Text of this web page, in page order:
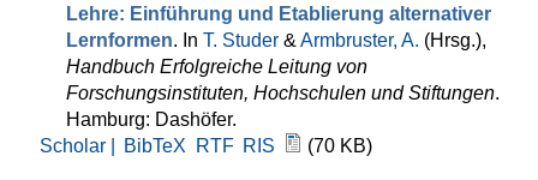
Lehre: Einführung und Etablierung alternativer
Lernformen. In T. Studer & Armbruster, A. (Hrsg.),
Handbuch Erfolgreiche Leitung von
Forschungsinstituten, Hochschulen und Stiftungen.
Hamburg: Dashöfer.
Scholar |
BibTeX RTF RIS (70 KB)